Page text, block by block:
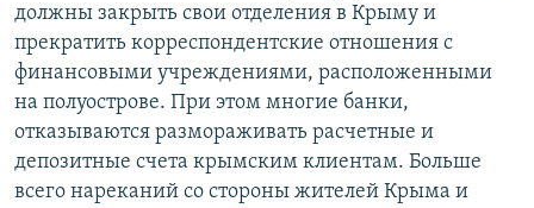
должны закрыть свои отделения в Крыму и
прекратить корреспондентские отношения с
финансовыми учреждениями, расположенными
на полуострове. При этом многие банки,
отказываются размораживать расчетные и
депозитные счета крымским клиентам. Больше
всего нареканий со стороны жителей Крыма и